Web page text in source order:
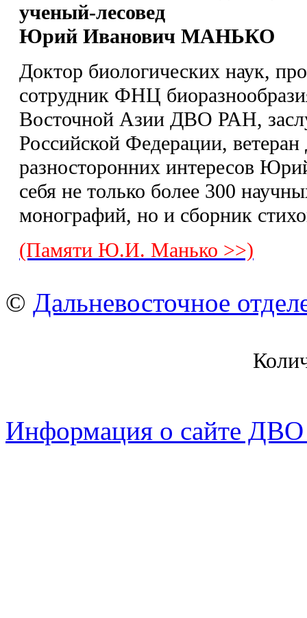
ученый-лесовед
Юрий Иванович МАНЬКО
Доктор биологических наук,
сотрудник ФНЦ
Восточной Азии ДВО РАН,
Российской Федерации,
разносторонних интересов
себя не только более 300
монографий, но и сборник
(Памяти Ю.И. Манько >>)
© Дальневосточное
Информация о сайте